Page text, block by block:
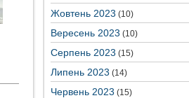
Жовтень 2023 (10)
Вересень 2023 (10)
Серпень 2023 (15)
Липень 2023 (14)
Червень 2023 (15)